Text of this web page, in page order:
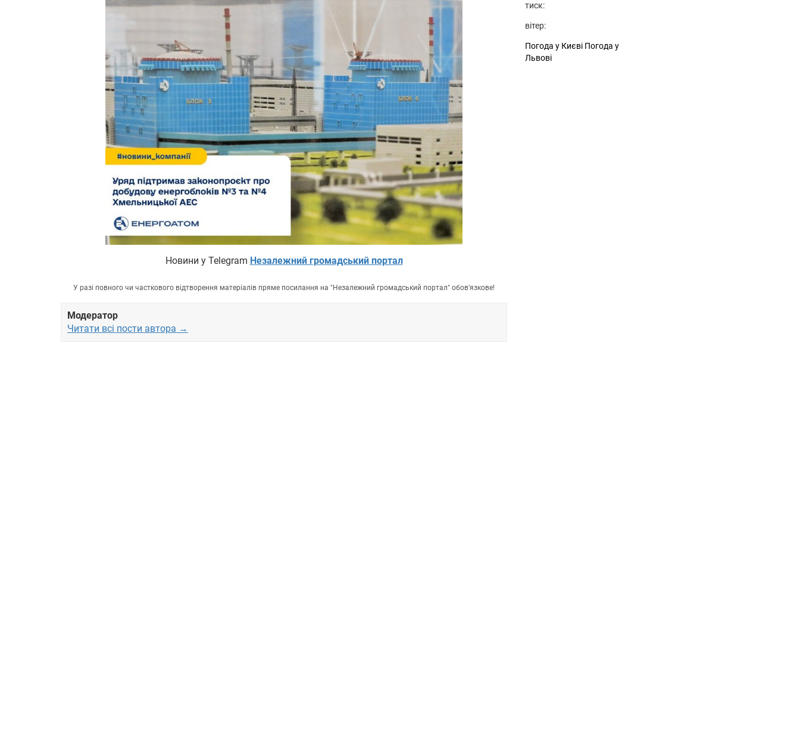
Новини у Telegram Незалежний громадський портал
У разі повного чи часткового відтворення матеріалів пряме посилання на "Незалежний громадський портал" обов'язкове!
Модератор
Читати всі пости автора →
тиск:
вітер:
Погода у Києві Погода у
Львові